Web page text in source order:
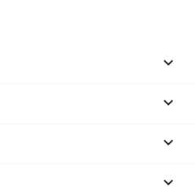



keyboard_arrow_down